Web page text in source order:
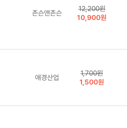
존슨앤존슨
12,200원
10,900원
애경산업
1,700원
1,500원